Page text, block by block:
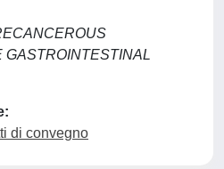
GASTROINTESTINAL
di convegno